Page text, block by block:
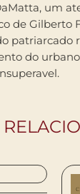
um
de Gilberto
patriarcado
do